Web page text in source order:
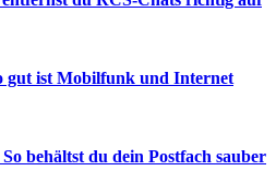
gut ist Mobilfunk und Internet
behältst du dein Postfach sauber